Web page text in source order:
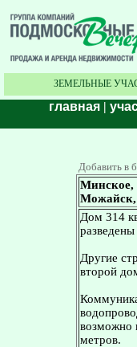
ЗЕМЕЛЬНЫЕ
главная |
Добавить в
Минское,
Можайск,
Дом 314
Другие
второй
возможно
метров.